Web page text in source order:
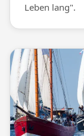
Leben lang".